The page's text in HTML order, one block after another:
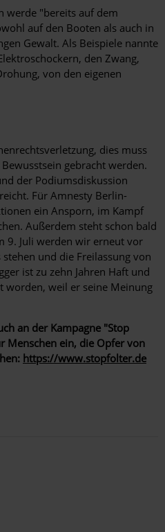
werde "bereits auf dem
auf den Booten als auch in
Gewalt. Als Beispiele nannte
den Zwang,
von den eigenen
dies muss
gebracht werden.
der Podiumsdiskussion
Für Amnesty Berlin-
ein Ansporn, im Kampf
Außerdem steht schon bald
9. Juli werden wir erneut vor
und die Freilassung von
ist zu zehn Jahren Haft und
worden, weil er seine Meinung
an der Kampagne "Stop
Menschen ein, die Opfer von
https://www.stopfolter.de